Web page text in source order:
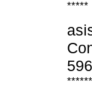
*****
******